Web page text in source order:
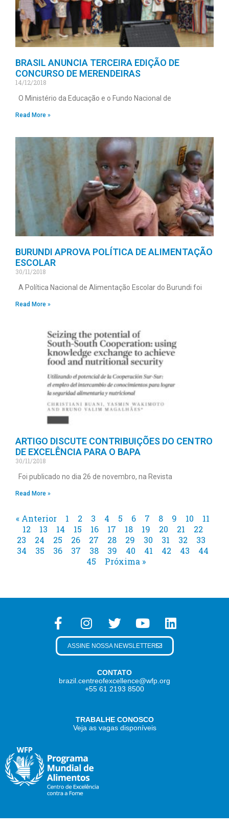
BRASIL ANUNCIA TERCEIRA EDIÇÃO DE
CONCURSO DE MERENDEIRAS
14/12/2018
O Ministério da Educação e o Fundo Nacional de
Read More »
BURUNDI APROVA POLÍTICA DE ALIMENTAÇÃO
ESCOLAR
30/11/2018
A Política Nacional de Alimentação Escolar do Burundi foi
Read More »
ARTIGO DISCUTE CONTRIBUIÇÕES DO CENTRO
DE EXCELÊNCIA PARA O BAPA
30/11/2018
Foi publicado no dia 26 de novembro, na Revista
Read More »
« Anterior 1 2 3 4 5 6 7 8 9 10
11
12
13 14 15 16 17 18 19 20 21
22
23
24 25 26 27 28 29 30 31 32
33
34
35 36 37 38 39 40 41 42 43
44
45
Próxima »
CONTATO
brazil.centreofexcellence@wfp.org
+55 61 2193 8500
TRABALHE CONOSCO
Veja as vagas disponíveis
ASSINE NOSSA NEWSLETTER